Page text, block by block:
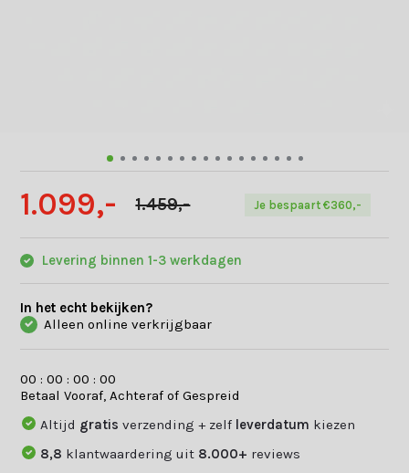
1.099,- 1.459,- Je bespaart €360,-
Levering binnen 1-3 werkdagen
In het echt bekijken?
Alleen online verkrijgbaar
00 :00 :00 :00
Betaal Vooraf, Achteraf of Gespreid
Altijd gratisverzending + zelf leverdatum kiezen
8,8 klantwaardering uit 8.000+ reviews